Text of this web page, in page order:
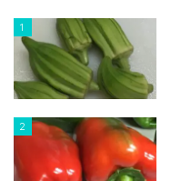
1
2